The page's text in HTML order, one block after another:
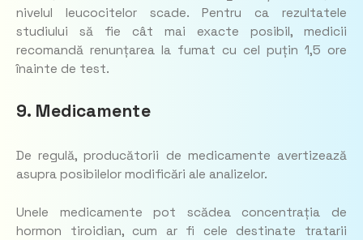
nivelul leucocitelor scade. Pentru ca rezultatele
studiului să fie cât mai exacte posibil, medicii
recomandă renunțarea la fumat cu cel puțin 1,5 ore
înainte de test.
9. Medicamente
De regulă, producătorii de medicamente avertizează
asupra posibilelor modificări ale analizelor.
Unele medicamente pot scădea concentrația de
hormon tiroidian, cum ar fi cele destinate tratarii